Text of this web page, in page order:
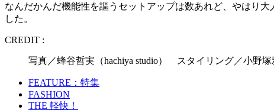
なんだかんだ機能性を謳うセットアップは数あれど、やはり
した。
CREDIT :
写真／蜂谷哲実（hachiya studio） スタイリング／小野
FEATURE：特集
FASHION
THE 軽快！